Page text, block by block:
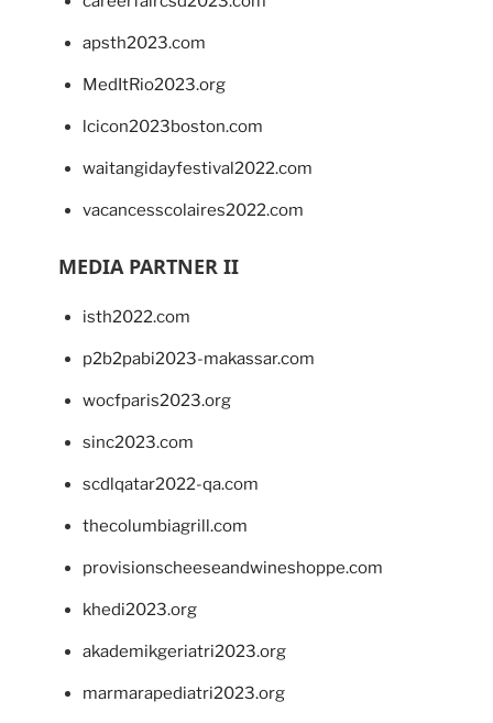
apsth2023.com
MedItRio2023.org
lcicon2023boston.com
waitangidayfestival2022.com
vacancesscolaires2022.com
MEDIA PARTNER II
isth2022.com
p2b2pabi2023-makassar.com
wocfparis2023.org
sinc2023.com
scdlqatar2022-qa.com
thecolumbiagrill.com
provisionscheeseandwineshoppe.com
khedi2023.org
akademikgeriatri2023.org
marmarapediatri2023.org